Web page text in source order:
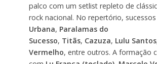
palco com um setlist repleto de
rock nacional. No repertório,
Urbana, Paralamas do
Sucesso, Titãs, Cazuza, Lulu Santos
Vermelho, entre outros. A formação